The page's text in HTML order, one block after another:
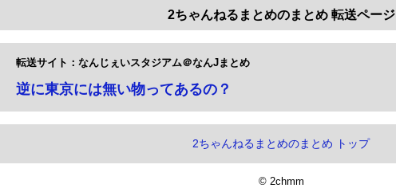
2ちゃんねるまとめのまとめ 転送ページ
転送サイト：なんじぇいスタジアム＠なんJまとめ
逆に東京には無い物ってあるの？
2ちゃんねるまとめのまとめ トップ
© 2chmm